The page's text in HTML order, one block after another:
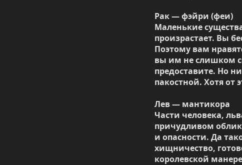
Рак — фэйри (феи)
Маленькие
произрастает. Вы
Поэтому вам
вы им не слишком
предоставите. Но
пакостной. Хотя от
Лев — мантикора
Части человека,
причудливом
и опасности. Да
хищничество,
королевской